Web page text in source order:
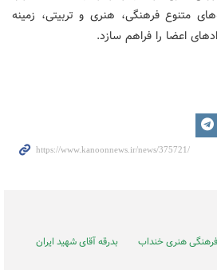
متنوع فرهنگی، هنری و تربیتی، زمینه
اعضا را فراهم سازد.
هنری خنداب
بدرقه آقای شهید ایران